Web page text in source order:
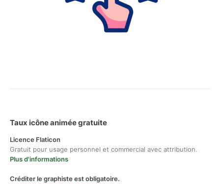
Taux icône animée gratuite
Licence Flaticon
Gratuit pour usage personnel et commercial avec attribution.
Plus d'informations
Créditer le graphiste est obligatoire.